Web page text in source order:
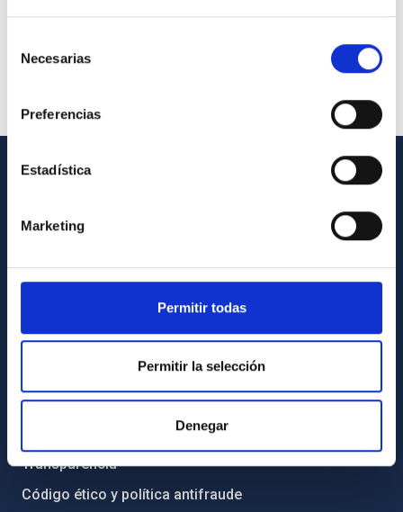
Necesarias
Preferencias
Estadística
Marketing
Permitir todas
Permitir la selección
Denegar
Contacto
Directorio de personal
Registro general
INFORMACIÓN INSTITUCIONAL
Transparencia
Código ético y política antifraude